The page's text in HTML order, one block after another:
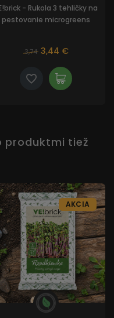
- Rukola 3 tehličky na
pestovanie microgreens
3,74 3,44 €
produktmi tiež
AKCIA